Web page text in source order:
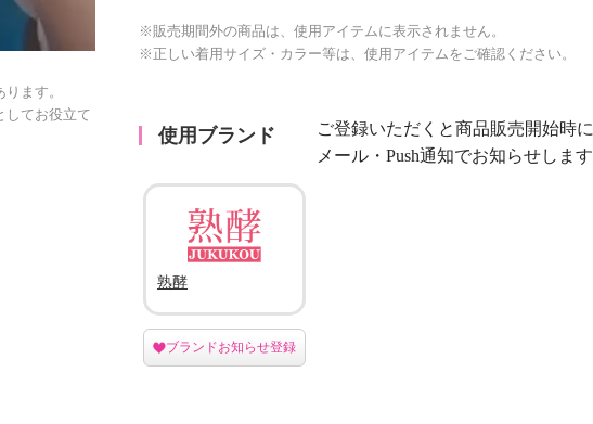
ます。
してお役立て
※販売期間外の商品は、使用アイテムに表示されません。
※正しい着用サイズ・カラー等は、使用アイテムをご確認ください。
使用ブランド
ご登録いただくと商品販売開始時に
メール・Push通知でお知らせします
熟酵
ブランドお知らせ登録